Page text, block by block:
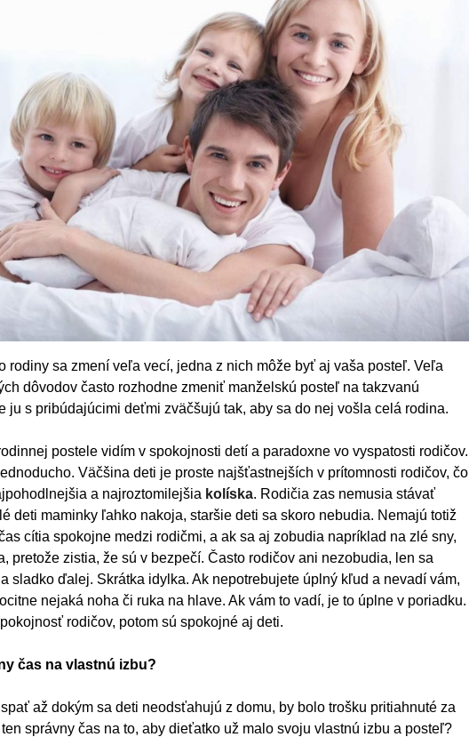
rodiny sa zmení veľa vecí, jedna z nich môže byť aj vaša posteľ. Veľa
dôvodov často rozhodne zmeniť manželskú posteľ na takzvanú
ju s pribúdajúcimi deťmi zväčšujú tak, aby sa do nej vošla celá rodina.
postele vidím v spokojnosti detí a paradoxne vo vyspatosti rodičov.
Väčšina deti je proste najšťastnejších v prítomnosti rodičov, čo
a najroztomilejšia kolíska. Rodičia zas nemusia stávať
deti maminky ľahko nakoja, staršie deti sa skoro nebudia. Nemajú totiž
cítia spokojne medzi rodičmi, a ak sa aj zobudia napríklad na zlé sny,
pretože zistia, že sú v bezpečí. Často rodičov ani nezobudia, len sa
sladko ďalej. Skrátka idylka. Ak nepotrebujete úplný kľud a nevadí vám,
nejaká noha či ruka na hlave. Ak vám to vadí, je to úplne v poriadku.
rodičov, potom sú spokojné aj deti.
čas na vlastnú izbu?
až dokým sa deti neodsťahujú z domu, by bolo trošku pritiahnuté za
správny čas na to, aby dieťatko už malo svoju vlastnú izbu a posteľ?